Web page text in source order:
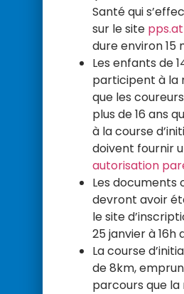
Santé qui
sur le site
dure environ 15
Les enfants de
participent à la
que les
plus de 16 ans
à la course
doivent fournir
autorisation
Les documents
devront avoir
le site
25 janvier à 16h
La course
de 8km,
parcours que la